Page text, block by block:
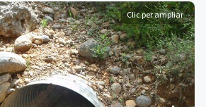
Clic per ampliar